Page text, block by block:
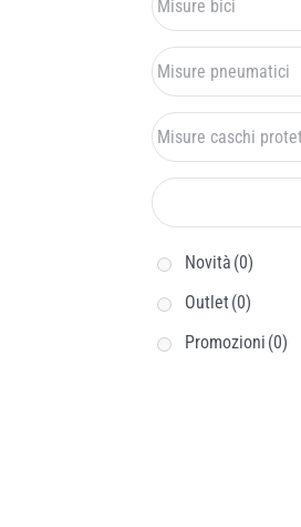
Novità (0)
Outlet (0)
Promozioni (0)